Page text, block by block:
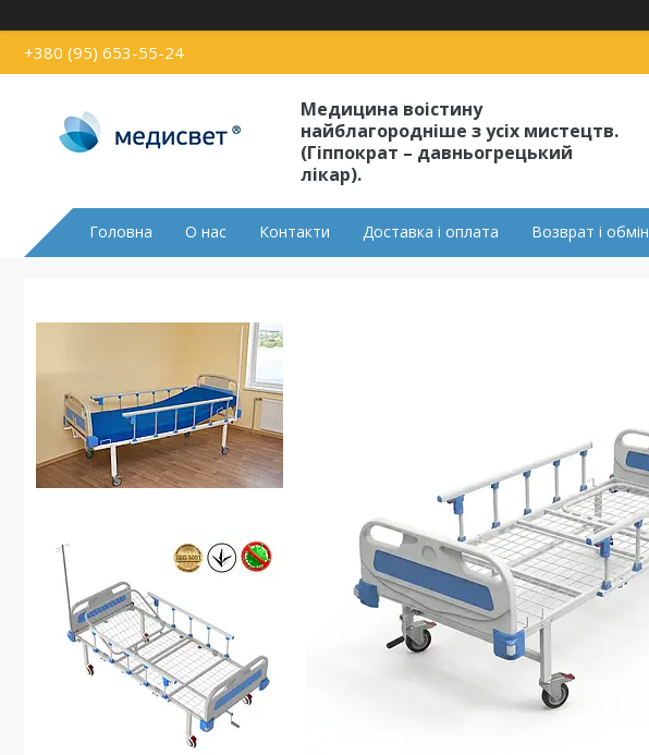
+380 (95) 653-55-24
Медицина воістину
найблагородніше з усіх мистецтв.
(Гіппократ – давньогрецький
лікар).
Головна О нас Контакти Доставка і оплата Возврат і обмін